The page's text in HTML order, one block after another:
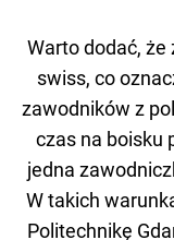
Warto dodać,
swiss, co
zawodników z
czas na boisku
jedna
W takich
Politechnikę